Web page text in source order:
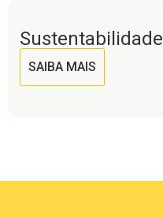
Sustentabilidade
SAIBA MAIS